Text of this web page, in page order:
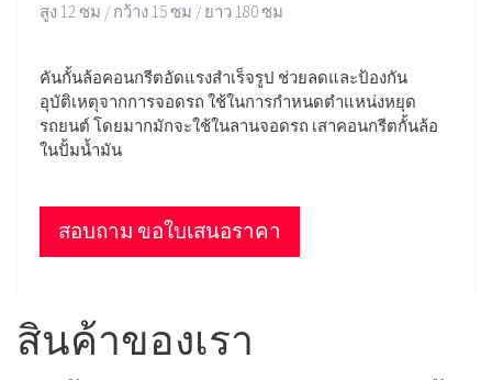
สูง 12 ซม / กว้าง 15 ซม / ยาว 180 ซม
คันกั้นล้อคอนกรีตอัดแรงสำเร็จรูป ช่วยลดและป้องกัน
อุบัติเหตุจากการจอดรถ ใช้ในการกำหนดตำแหน่งหยุด
รถยนต์ โดยมากมักจะใช้ในลานจอดรถ เสาคอนกรีตกั้นล้อ
ในปั้มน้ำมัน
สอบถาม ขอใบเสนอราคา
สินค้าของเรา